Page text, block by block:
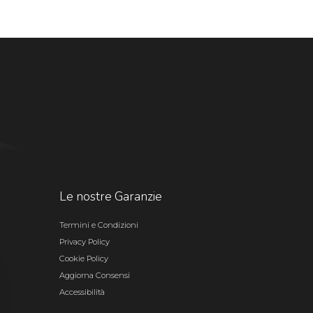
Le nostre Garanzie
Termini e Condizioni
Privacy Policy
Cookie Policy
Aggiorna Consensi
Accessibilità